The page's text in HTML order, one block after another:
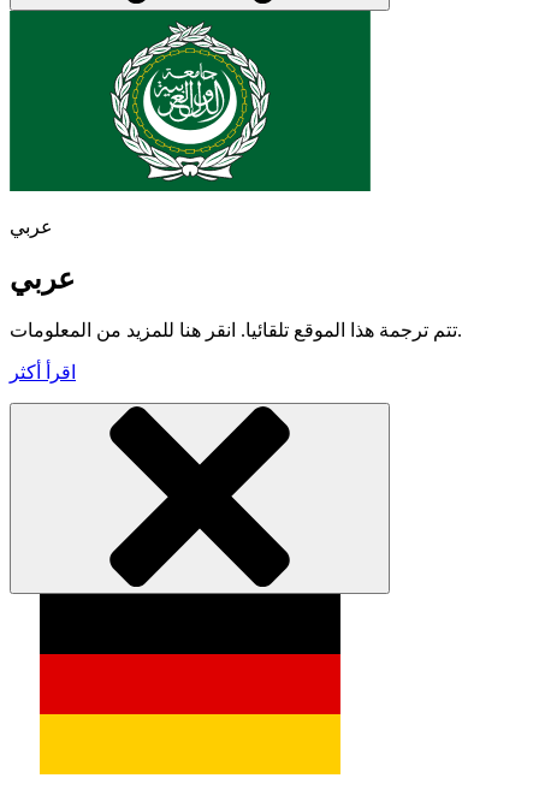
عربي
عربي
تتم ترجمة هذا الموقع تلقائيا. انقر هنا للمزيد من المعلومات.
اقرأ أكثر